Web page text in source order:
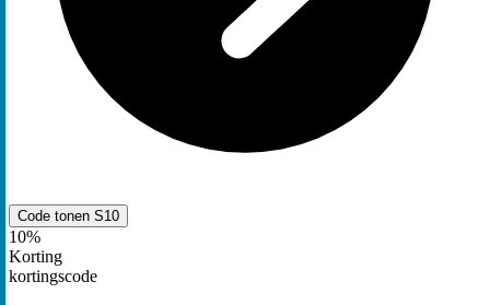
Code tonen S10
10%
Korting
kortingscode